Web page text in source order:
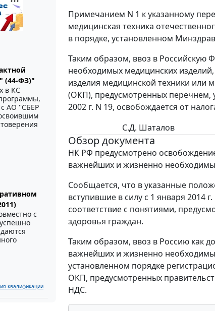
(44-ФЗ)"
в КС
с АО ''СБЕР
с
квалификации
Примечанием N 1 к указанному
медицинская техника
в порядке, установленном
Таким образом, ввоз в Российскую
необходимых медицинских
изделия медицинской техники или
(ОКП), предусмотренных перечнем,
2002 г. N 19, освобождается от
С.Д. Шаталов
Обзор документа
НК РФ предусмотрено
важнейших и жизненно
Сообщается, что в указанные
вступившие в силу с 1 января 2014
соответствие с понятиями,
здоровья граждан.
Таким образом, ввоз в Россию как
важнейших и жизненно
установленном порядке
ОКП, предусмотренных
НДС.